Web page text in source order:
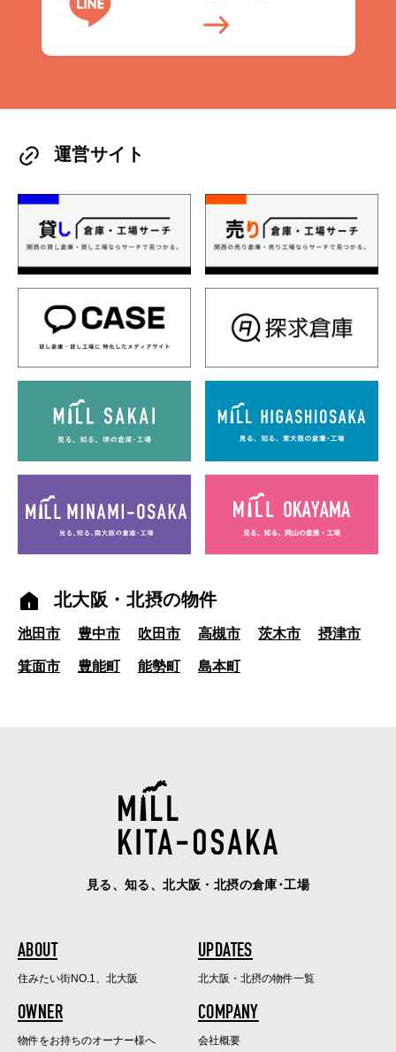
運営サイト
北大阪・北摂の物件
池田市 豊中市 吹田市 高槻市 茨木市 摂津市
箕面市 豊能町 能勢町 島本町
見る、知る、北大阪・北摂の倉庫･工場
ABOUT
住みたい街NO.1、北大阪
UPDATES
北大阪・北摂の物件一覧
OWNER
物件をお持ちのオーナー様へ
COMPANY
会社概要